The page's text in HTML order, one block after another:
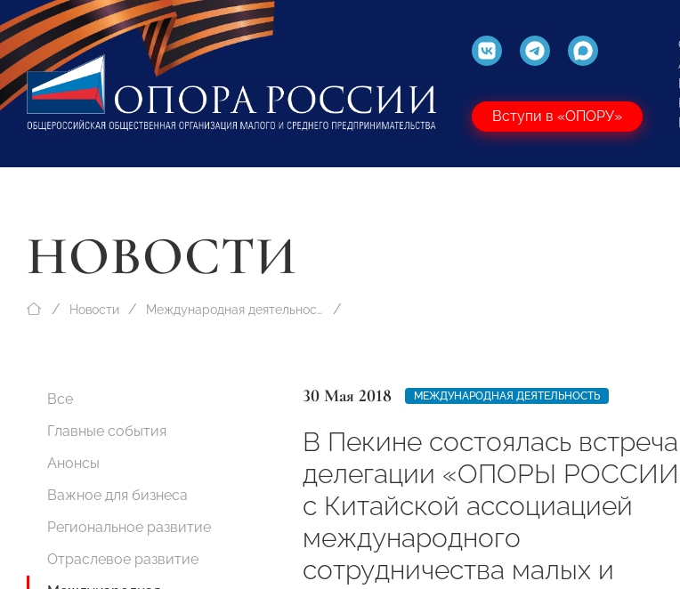
Вступи в «ОПОРУ»
НОВОСТИ
Новости Международная деятельность
Все
Главные события
Анонсы
Важное для бизнеса
Региональное развитие
Отраслевое развитие
30 Мая 2018 МЕЖДУНАРОДНАЯ ДЕЯТЕЛЬНОСТЬ
В Пекине состоялась встреча
делегации «ОПОРЫ
с Китайской ассоциацией
международного
сотрудничества малых и